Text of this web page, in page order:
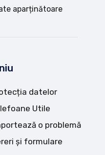
aparținătoare
datelor
Utile
o problemă
și formulare